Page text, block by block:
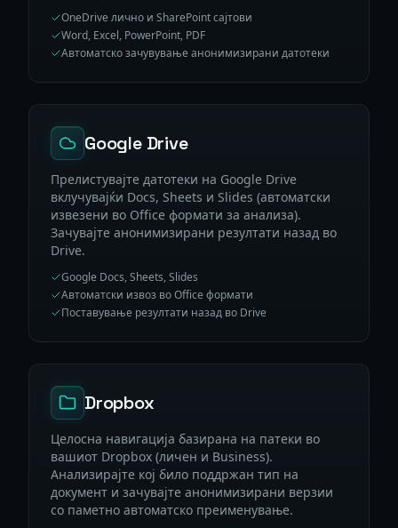
OneDrive лично и SharePoint сајтови
Word, Excel, PowerPoint, PDF
Автоматско зачувување анонимизирани датотеки
Google Drive
Прелистувајте датотеки на Google Drive
вклучувајќи Docs, Sheets и Slides (автоматски
извезени во Office формати за анализа).
Зачувајте анонимизирани резултати назад во
Drive.
Google Docs, Sheets, Slides
Автоматски извоз во Office формати
Поставување резултати назад во Drive
Dropbox
Целосна навигација базирана на патеки во
вашиот Dropbox (личен и Business).
Анализирајте кој било поддржан тип на
документ и зачувајте анонимизирани верзии
со паметно автоматско преименување.